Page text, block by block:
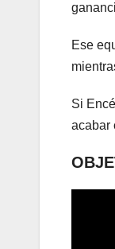
Ese
Si
acabar